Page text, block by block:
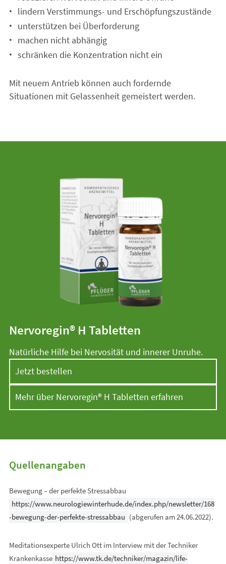
lindern Verstimmungs- und Erschöpfungszustände
unterstützen bei Überforderung
machen nicht abhängig
schränken die Konzentration nicht ein
Mit neuem Antrieb können auch fordernde
Situationen mit Gelassenheit gemeistert werden.
Nervoregin® H Tabletten
Natürliche Hilfe bei Nervosität und innerer Unruhe.
Jetzt bestellen
Mehr über Nervoregin® H Tabletten erfahren
Quellenangaben
Bewegung – der perfekte Stressabbau
https://www.neurologiewinterhude.de/index.php/newsletter/168
-bewegung-der-perfekte-stressabbau (abgerufen am 24.06.2022).
Meditationsexperte Ulrich Ott im Interview mit der Techniker
Krankenkasse https://www.tk.de/techniker/magazin/life-